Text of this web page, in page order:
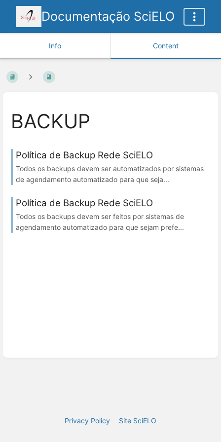
Documentação SciELO
Info Content
BACKUP
Política de Backup Rede SciELO
Todos os backups devem ser automatizados por sistemas
de agendamento automatizado para que seja...
Política de Backup Rede SciELO
Todos os backups devem ser feitos por sistemas de
agendamento automatizado para que sejam prefe...
Privacy Policy Site SciELO